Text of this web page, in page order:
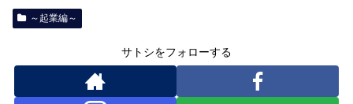
～起業編～
サトシをフォローする